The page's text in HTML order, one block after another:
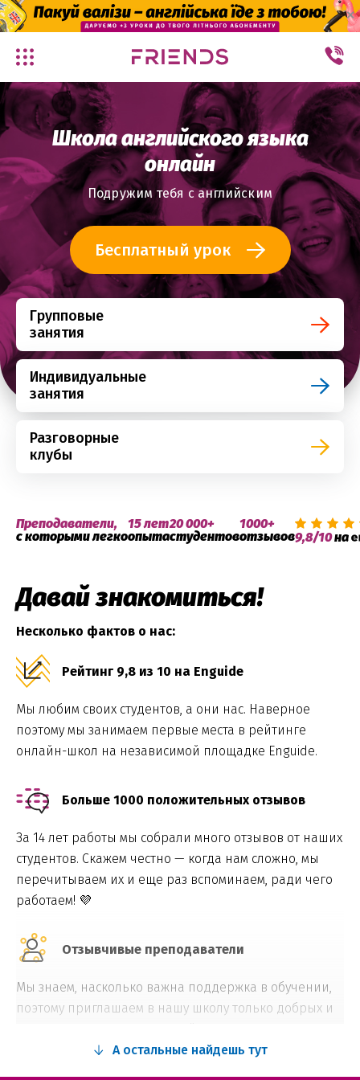
✕
Школа английского языка
онлайн
Подружим тебя с английским
Бесплатный урок
Групповые
занятия
Индивидуальные
занятия
Разговорные
клубы
Преподаватели,
с которыми легко
15 лет
опыта
20 000+
студентов
1000+
отзывов9,8/10на
Давай знакомиться!
Несколько фактов о нас:
Рейтинг 9,8 из 10 на Enguide
Мы любим своих студентов, а они нас. Наверное
поэтому мы занимаем первые места в рейтинге
онлайн-школ на независимой площадке Enguide.
Больше 1000 положительных отзывов
За 14 лет работы мы собрали много отзывов от наших
студентов. Скажем честно — когда нам сложно, мы
перечитываем их и еще раз вспоминаем, ради чего
работаем! 💜
Отзывчивые преподаватели
Мы знаем, насколько важна поддержка в обучении,
поэтому приглашаем в нашу школу только добрых и
любят свое дело.А остальные найдешь тут